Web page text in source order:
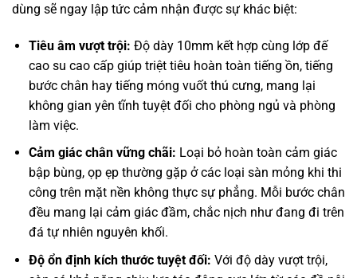
dùng sẽ ngay lập tức cảm nhận được sự khác biệt:
Tiêu âm vượt trội: Độ dày 10mm kết hợp cùng lớp đế
cao su cao cấp giúp triệt tiêu hoàn toàn tiếng ồn, tiếng
bước chân hay tiếng móng vuốt thú cưng, mang lại
không gian yên tĩnh tuyệt đối cho phòng ngủ và phòng
làm việc.
Cảm giác chân vững chãi: Loại bỏ hoàn toàn cảm giác
bập bùng, ọp ẹp thường gặp ở các loại sàn mỏng khi thi
công trên mặt nền không thực sự phẳng. Mỗi bước chân
đều mang lại cảm giác đầm, chắc nịch như đang đi trên
đá tự nhiên nguyên khối.
Độ ổn định kích thước tuyệt đối: Với độ dày vượt trội,